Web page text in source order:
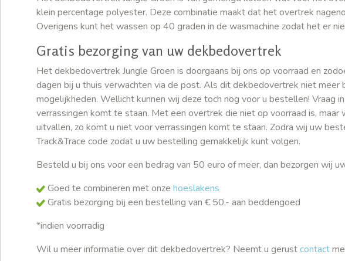
klein percentage polyester. Deze combinatie maakt dat het overtrek
Overigens kunt het wassen op 40 graden in de wasmachine zodat het er
Gratis bezorging van uw dekbedovertrek
Het dekbedovertrek Jungle Groen is doorgaans bij ons op voorraad en
dagen bij u thuis verwachten via de post. Als dit dekbedovertrek niet meer
mogelijkheden. Wellicht kunnen wij deze toch nog voor u bestellen! Vraag
verrassingen komt te staan. Met een overtrek die niet op voorraad is,
uitvallen, zo komt u niet voor verrassingen komt te staan. Zodra wij uw
Track&Trace code zodat u uw bestelling gemakkelijk kunt volgen.
Besteld u bij ons voor een bedrag van 50 euro of meer, dan bezorgen wij
Goed te combineren met onze hoeslakens
Gratis bezorging bij een bestelling van € 50,- aan beddengoed
*indien voorradig
Wil u meer informatie over dit dekbedovertrek? Neemt u gerustcontact